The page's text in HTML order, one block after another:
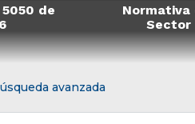
de
Normativa
Sector
avanzada